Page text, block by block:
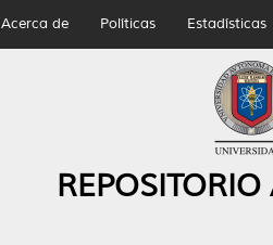
Acerca de Políticas Estadísticas